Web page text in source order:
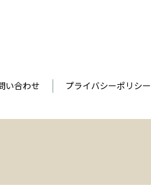
い合わせ プライバシーポリシー